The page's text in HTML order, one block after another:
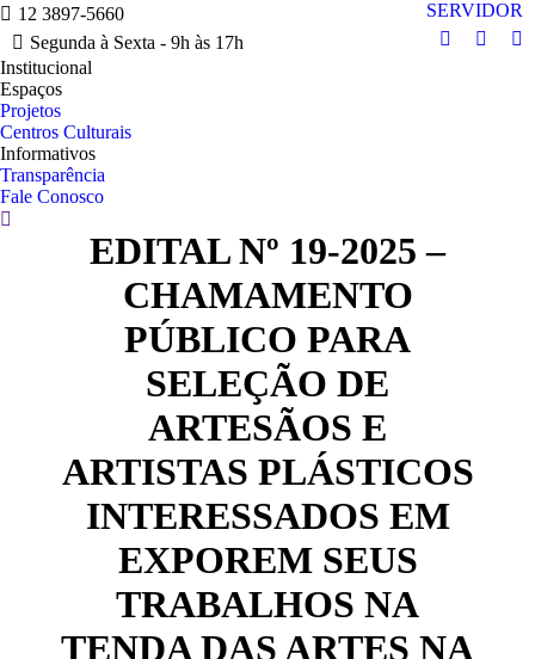
12 3897-5660
Segunda à Sexta - 9h às 17h
SERVIDOR
Facebook
Institucional
Espaços
Projetos
Centros Culturais
Informativos
Transparência
Fale Conosco
Search:
EDITAL Nº 19-2025 –
CHAMAMENTO
PÚBLICO PARA
SELEÇÃO DE
ARTESÃOS E
ARTISTAS PLÁSTICOS
INTERESSADOS EM
EXPOREM SEUS
TRABALHOS NA
TENDA DAS ARTES NA